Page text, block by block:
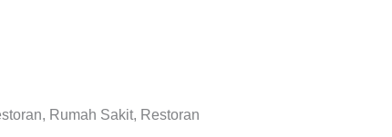
Rumah Sakit, Restoran